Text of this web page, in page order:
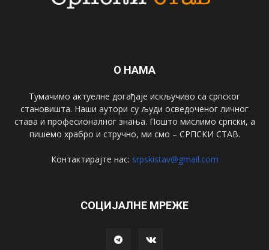
О НАМА
Тумачимо актуелне догађаје искључиво са српског
становишта. Наши аутори су људи осведоченог личног
става и професионалног знања. Пошто мислимо српски, а
пишемо храбро и стручно, ми смо – СРПСКИ СТАВ.
Контактирајте нас: srpskistav@gmail.com
СОЦИЈАЛНЕ МРЕЖЕ